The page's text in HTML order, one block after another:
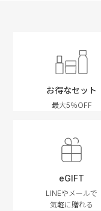
お得なセット
最大5％OFF
eGIFT
LINEやメールで
気軽に贈れる